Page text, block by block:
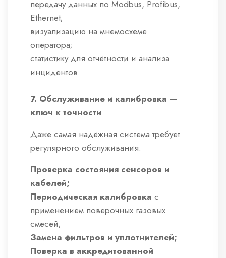
передачу данных по Modbus, Profibus,
Ethernet;
визуализацию на мнемосхеме
оператора;
статистику для отчётности и анализа
инцидентов.
7. Обслуживание и калибровка —
ключ к точности
Даже самая надёжная система требует
регулярного обслуживания:
Проверка состояния сенсоров и
кабелей;
Периодическая калибровка с
применением поверочных газовых
смесей;
Замена фильтров и уплотнителей;
Поверка в аккредитованной